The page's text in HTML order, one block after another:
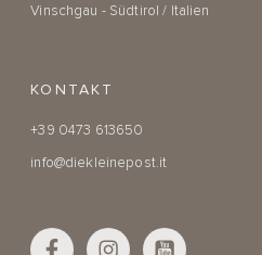
Vinschgau - Südtirol / Italien
KONTAKT
+39 0473 613650
info@diekleinepost.it